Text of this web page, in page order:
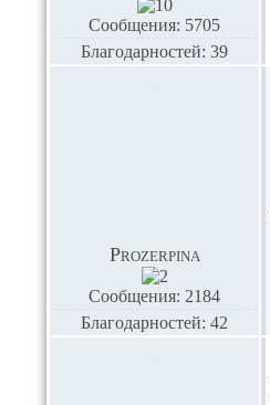
Сообщения: 5705
Благодарностей: 39
Prozerpina
Сообщения: 2184
Благодарностей: 42